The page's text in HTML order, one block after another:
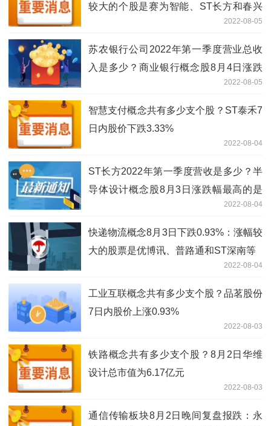
较大的个股是赛为智能、ST长方和春兴
2022-08-05
苏农银行公司2022年第一季度营业总收
入是多少？商业银行概念股8月4日涨跌
2022-08-05
智慧支付概念共有多少支个股？ST泰禾7
日内股价下跌3.33%
2022-08-04
ST长方2022年第一季度营收是多少？半
导体设计概念股8月3日涨跌幅最高的是
2022-08-04
快递物流概念8月3日下跌0.93%：涨幅较
大的股票是优博讯、普路通和ST深南等
2022-08-04
工业互联概念共有多少支个股？品茗股份
7日内股价上涨0.93%
2022-08-03
铁路概念共有多少支个股？8月2日华维
设计总市值为6.17亿元
2022-08-03
通信传输板块8月2日晚间复盘报跌：永